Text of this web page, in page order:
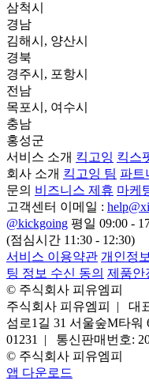
삼척시
경남
김해시, 양산시
경북
경주시, 포항시
전남
목포시, 여수시
충남
홍성군
서비스 소개 킥고잉 킥스
회사 소개 킥고잉 팀 파트
문의 비즈니스 제휴 마케
고객센터 이메일 :
@kickgoing 평일 09:00 -
(점심시간 11:30 - 12:30)
서비스 이용약관 개인정
팅 정보 수신 동의 제품안
© 주식회사 피유엠피
주식회사 피유엠피 |
대
섬로1길 31 서울숲M타워
01231 |
통신판매번호:
© 주식회사 피유엠피
앱 다운로드